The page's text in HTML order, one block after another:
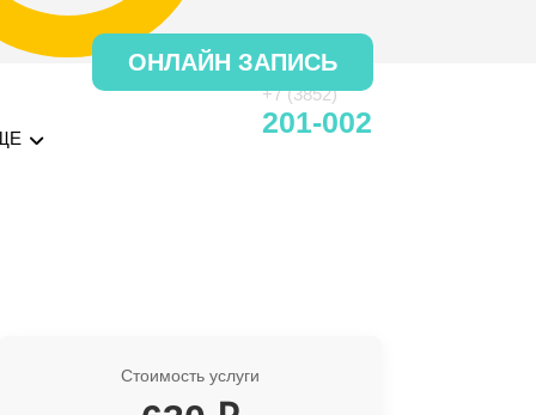
+7 (3852)
201-002
ОНЛАЙН ЗАПИСЬ
Стоимость услуги